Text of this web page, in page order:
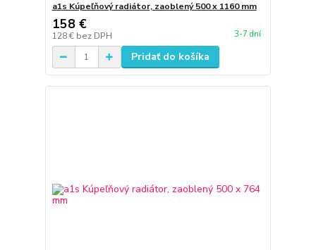
a1s Kúpeľňový radiátor, zaoblený 500 x 1160 mm
158 €
128 € bez DPH 3-7 dní
Pridať do košíka